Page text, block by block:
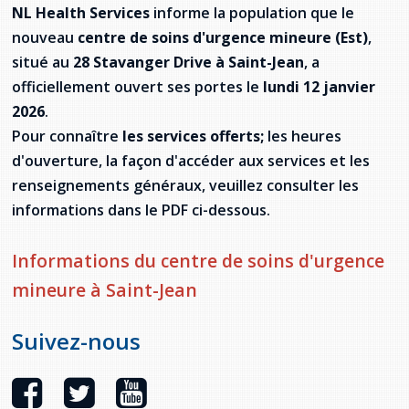
Jeux de la francophonie canadienne
Forum jeunesse pancanadien
Festival jeunesse de l'Acadie
Assemblée générale annuelle
Gestes et paroles ambigus
Admission au barreau
Ressources documentaires
Formulaires de procédure pénale
La Charte canadienne des droits et libertés
Lois fréquemment consultées
Commission des droits de la personne de
Terre-Neuve-et-Labrador
Acheter un véhicule neuf ou d'occasion ou
louer sur le long terme (leasing) un véhicule
neuf
Offres d'emploi (Secteur Justice)
Législation spéciale Covid-19
L'Aide juridique à Terre-Neuve-et-
Qu'est-ce que l'Aide juridique ?
Bureaux de l'Aide juridique de Terre-Neuve-
et-Labrador
Répertoire des juristes d'expression
Règlement Quiz RVF 2021
Continuons en français
Guide du système de santé à TNL
Annuaire de santé
Santé mentale et dépendances
Société Santé en français (SSF)
Pinos Mpiana
Services en français
Ma langue, c'est ma fierté !
Carte des services en français
2SLGBTQIA+
NL Health Services informe la population que le
nouveau centre de soins d'urgence mineure (Est),
situé au 28 Stavanger Drive à Saint-Jean, a
officiellement ouvert ses portes le lundi 12 janvier
2026.
Pour connaître les services offerts; les heures
d'ouverture, la façon d'accéder aux services et les
renseignements généraux, veuillez consulter les
informations dans le PDF ci-dessous.
Informations du centre de soins d'urgence
mineure à Saint-Jean
Suivez-nous